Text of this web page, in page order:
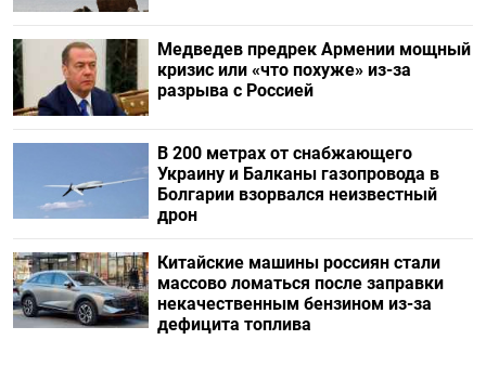
Медведев предрек Армении мощный
кризис или «что похуже» из-за
разрыва с Россией
В 200 метрах от снабжающего
Украину и Балканы газопровода в
Болгарии взорвался неизвестный
дрон
Китайские машины россиян стали
массово ломаться после заправки
некачественным бензином из-за
дефицита топлива